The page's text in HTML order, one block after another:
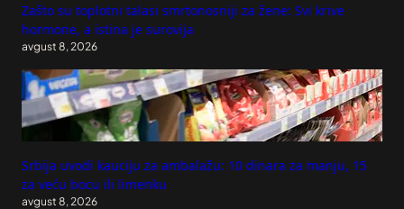
Zašto su toplotni talasi smrtonosniji za žene: Svi krive
hormone, a istina je surovija
avgust 8, 2026
Srbija uvodi kauciju za ambalažu: 10 dinara za manju, 15
za veću bocu ili limenku
avgust 8, 2026